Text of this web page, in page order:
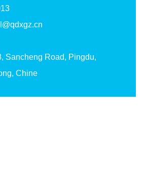
Sancheng Road, Pingdu,
Chine